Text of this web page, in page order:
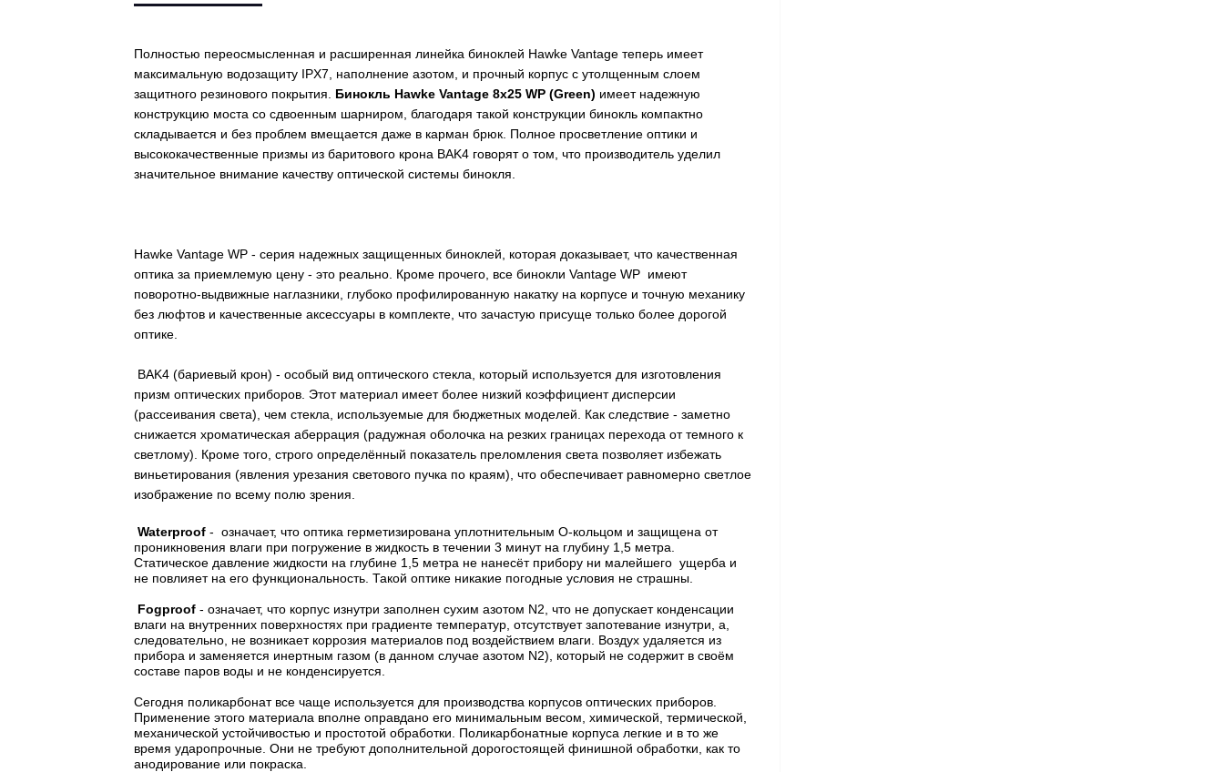
Полностью переосмысленная и расширенная линейка биноклей Hawke Vantage теперь имеет
максимальную водозащиту IPX7, наполнение азотом, и прочный корпус с утолщенным слоем
защитного резинового покрытия. Бинокль Hawke Vantage 8x25 WP (Green) имеет надежную
конструкцию моста со сдвоенным шарниром, благодаря такой конструкции бинокль компактно
складывается и без проблем вмещается даже в карман брюк. Полное просветление оптики и
высококачественные призмы из баритового крона BAK4 говорят о том, что производитель уделил
значительное внимание качеству оптической системы бинокля.
Hawke Vantage WP - серия надежных защищенных биноклей, которая доказывает, что качественная
оптика за приемлемую цену - это реально. Кроме прочего, все бинокли Vantage WP имеют
поворотно-выдвижные наглазники, глубоко профилированную накатку на корпусе и точную механику
без люфтов и качественные аксессуары в комплекте, что зачастую присуще только более дорогой
оптике.
BAK4 (бариевый крон) - особый вид оптического стекла, который используется для изготовления
призм оптических приборов. Этот материал имеет более низкий коэффициент дисперсии
(рассеивания света), чем стекла, используемые для бюджетных моделей. Как следствие - заметно
снижается хроматическая аберрация (радужная оболочка на резких границах перехода от темного к
светлому). Кроме того, строго определённый показатель преломления света позволяет избежать
виньетирования (явления урезания светового пучка по краям), что обеспечивает равномерно светлое
изображение по всему полю зрения.
Waterproof - означает, что оптика герметизирована уплотнительным О-кольцом и защищена от
проникновения влаги при погружение в жидкость в течении 3 минут на глубину 1,5 метра.
Статическое давление жидкости на глубине 1,5 метра не нанесёт прибору ни малейшего ущерба и
не повлияет на его функциональность. Такой оптике никакие погодные условия не страшны.
Fogproof - означает, что корпус изнутри заполнен сухим азотом N2, что не допускает конденсации
влаги на внутренних поверхностях при градиенте температур, отсутствует запотевание изнутри, а,
следовательно, не возникает коррозия материалов под воздействием влаги. Воздух удаляется из
прибора и заменяется инертным газом (в данном случае азотом N2), который не содержит в своём
составе паров воды и не конденсируется.
Сегодня поликарбонат все чаще используется для производства корпусов оптических приборов.
Применение этого материала вполне оправдано его минимальным весом, химической, термической,
механической устойчивостью и простотой обработки. Поликарбонатные корпуса легкие и в то же
время ударопрочные. Они не требуют дополнительной дорогостоящей финишной обработки, как то
анодирование или покраска.